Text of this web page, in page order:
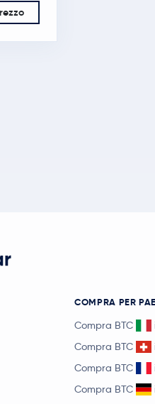
COMPRA PER
Compra BTC
Compra BTC
Compra BTC
Compra BTC